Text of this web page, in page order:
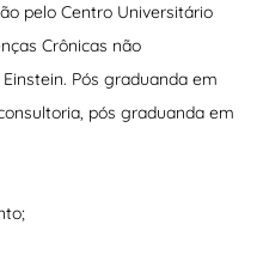
pelo Centro Universitário
Crônicas não
Pós graduanda em
pós graduanda em